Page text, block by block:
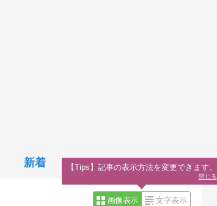
新着
画像表示 文字表示
【Tips】記事の表示方法を変更できます。
閉じる